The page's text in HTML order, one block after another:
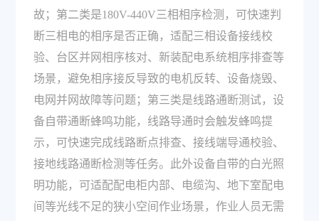
故；第二类是180V-440V三相相序检测，可快速判
断三相电的相序是否正确，适配三相设备接线校
验、台区并网相序核对、新装配电系统相序排查等
场景，避免相序接反导致的电机反转、设备烧毁、
电网并网故障等问题；第三类是线路通断测试，设
备自带通断蜂鸣功能，线路导通时会触发蜂鸣提
示，可快速完成线路断点排查、接线端导通校验、
接地线路通断检测等任务。此外设备自带的白光照
明功能，可适配配电柜内部、电缆沟、地下室配电
间等光线不足的狭小空间作业场景，作业人员无需